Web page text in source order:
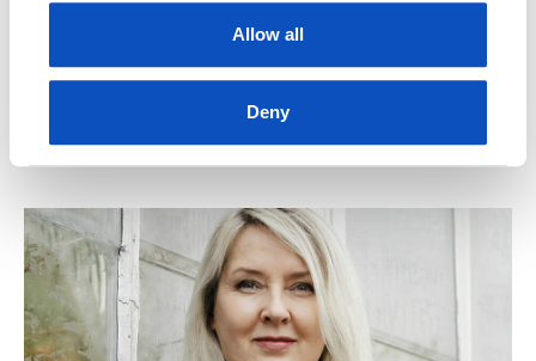
Allow all
Deny
10 TIPS TIL FERIEN
Sommerens beste krimbøker i pocket
2022